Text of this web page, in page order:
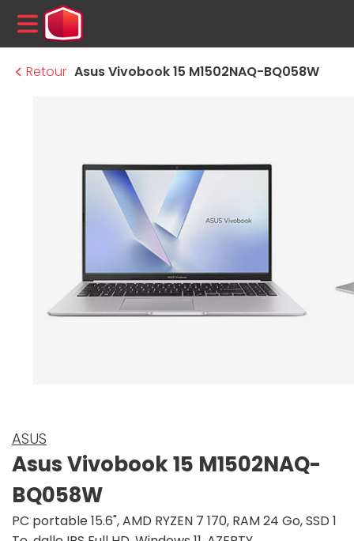
MENU
Retour Asus Vivobook 15 M1502NAQ-BQ058W
ASUS
Asus Vivobook 15 M1502NAQ-
BQ058W
PC portable 15.6", AMD RYZEN 7 170, RAM 24 Go, SSD 1